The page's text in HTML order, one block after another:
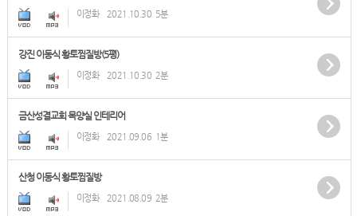
이정화 2021.10.30 5분
강진 이동식 황토찜질방(5평)
이정화 2021.10.30 2분
금산성결교회 목양실 인테리어
이정화 2021.09.06 1분
산청 이동식 황토찜질방
이정화 2021.08.09 2분